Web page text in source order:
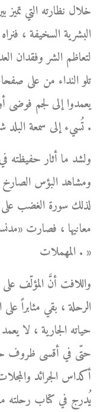
خلال نظارته التي تميز
البشرية السخيفة ،
لتعاظم الشر وفقدان
تلو النداء من على
يعمدوا إلى لجم فوضى
تُسيء إلى سمعة البلد شعباً وحكومةً .
ولشد ما أثار حفيظته
ومشاهد البؤس
لذلك سورة الغضب على
معانيها ، فصارت
المهملات . »
واللافت أنَّ المؤلّف
الرحلة ، بقي مثابراً
حياته الجارية ، لا
حتّى في أقسى ظروف
أكداس الجرائد
يُدرج في كتاب رحلته